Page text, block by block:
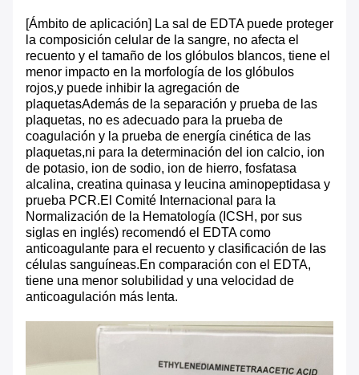
[Ámbito de aplicación] La sal de EDTA puede proteger
la composición celular de la sangre, no afecta el
recuento y el tamaño de los glóbulos blancos, tiene el
menor impacto en la morfología de los glóbulos
rojos,y puede inhibir la agregación de
plaquetasAdemás de la separación y prueba de las
plaquetas, no es adecuado para la prueba de
coagulación y la prueba de energía cinética de las
plaquetas,ni para la determinación del ion calcio, ion
de potasio, ion de sodio, ion de hierro, fosfatasa
alcalina, creatina quinasa y leucina aminopeptidasa y
prueba PCR.El Comité Internacional para la
Normalización de la Hematología (ICSH, por sus
siglas en inglés) recomendó el EDTA como
anticoagulante para el recuento y clasificación de las
células sanguíneas.En comparación con el EDTA,
tiene una menor solubilidad y una velocidad de
anticoagulación más lenta.